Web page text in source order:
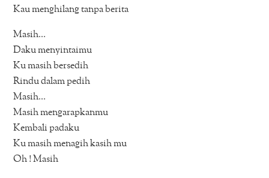
Kau menghilang tanpa berita
Masih…
Daku menyintaimu
Ku masih bersedih
Rindu dalam pedih
Masih…
Masih mengarapkanmu
Kembali padaku
Ku masih menagih kasih mu
Oh ! Masih